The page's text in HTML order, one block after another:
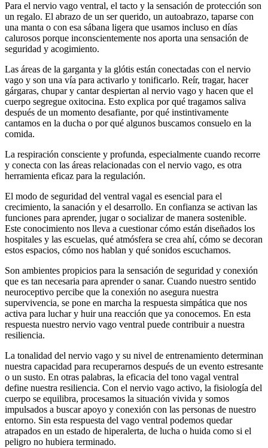
Para el nervio vago ventral, el tacto y la sensación de protección son
un regalo. El abrazo de un ser querido, un autoabrazo, taparse con
una manta o con esa sábana ligera que usamos incluso en días
calurosos porque inconscientemente nos aporta una sensación de
seguridad y acogimiento.
Las áreas de la garganta y la glótis están conectadas con el nervio
vago y son una vía para activarlo y tonificarlo. Reír, tragar, hacer
gárgaras, chupar y cantar despiertan al nervio vago y hacen que el
cuerpo segregue oxitocina. Esto explica por qué tragamos saliva
después de un momento desafiante, por qué instintivamente
cantamos en la ducha o por qué algunos buscamos consuelo en la
comida.
La respiración consciente y profunda, especialmente cuando recorre
y conecta con las áreas relacionadas con el nervio vago, es otra
herramienta eficaz para la regulación.
El modo de seguridad del ventral vagal es esencial para el
crecimiento, la sanación y el desarrollo. En confianza se activan las
funciones para aprender, jugar o socializar de manera sostenible.
Este conocimiento nos lleva a cuestionar cómo están diseñados los
hospitales y las escuelas, qué atmósfera se crea ahí, cómo se decoran
estos espacios, cómo nos hablan y qué sonidos escuchamos.
Son ambientes propicios para la sensación de seguridad y conexión
que es tan necesaria para aprender o sanar. Cuando nuestro sentido
neuroceptivo percibe que la conexión no asegura nuestra
supervivencia, se pone en marcha la respuesta simpática que nos
activa para luchar y huir una reacción que ya conocemos. En esta
respuesta nuestro nervio vago ventral puede contribuir a nuestra
resiliencia.
La tonalidad del nervio vago y su nivel de entrenamiento determinan
nuestra capacidad para recuperarnos después de un evento estresante
o un susto. En otras palabras, la eficacia del tono vagal ventral
define nuestra resiliencia. Con el nervio vago activo, la fisiología del
cuerpo se equilibra, procesamos la situación vivida y somos
impulsados a buscar apoyo y conexión con las personas de nuestro
entorno. Sin esta respuesta del vago ventral podemos quedar
atrapados en un estado de hiperalerta, de lucha o huida como si el
peligro no hubiera terminado.